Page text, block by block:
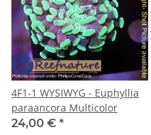
4F1-1 WYSIWYG - Euphyllia
paraancora Multicolor
24,00 € *